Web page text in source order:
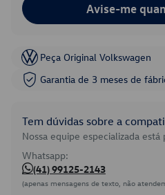
Avise-me
Peça Original Volkswagen
Garantia de 3 meses de
Tem dúvidas sobre a
Nossa equipe especializada
Whatsapp:
(41) 99125-2143
(apenas mensagens de texto, não